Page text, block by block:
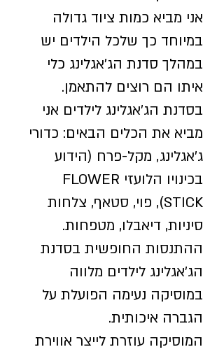
אני מביא כמות ציוד גדולה
במיוחד כך שלכל הילדים יש
במהלך סדנת הג'אגלינג כלי
איתו הם רוצים להתאמן.
בסדנת הג'אגלינג לילדים אני
מביא את הכלים הבאים: כדורי
ג'אגלינג, מקל-פרח (הידוע
בכינויו הלועזי FLOWER
STICK), פוי, סטאף, צלחות
סיניות, דיאבלו, מטפחות.
ההתנסות החופשית בסדנת
הג'אגלינג לילדים מלווה
במוסיקה נעימה הפועלת על
הגברה איכותית.
המוסיקה עוזרת לייצר אווירת